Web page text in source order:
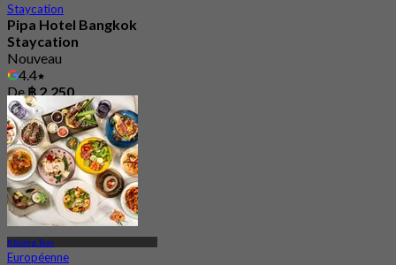
Staycation
Pipa Hotel Bangkok
Staycation
Nouveau
4.4
De ฿ 2,250
Khlong Toei
Européenne